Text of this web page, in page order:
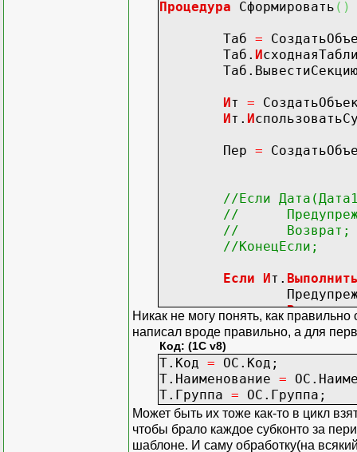
// КонецЕсли;
//Если (Т.Счет =
// Т.Суб1 =
// Т.Суб2 =
//ИначеЕсли
// Т.Суб1 =
// Т.Суб3 =
// Т.Суб2 =
// Т.Суб3 =
//ИначеЕсли
// Т.Суб1 =
// Т.Суб3 =
// Т.Суб1 =
// Т.Суб2 =
// Т.Суб3 =
//КонецЕсли;
//
//Т.АмГр =
//Т.Сост =
Процедура Сформировать ( )
Таб =
Таб. И
Ит =
Ит. И
Пер =
//Если
//
// Возврат;
//КонецЕсли;
Если Ит.
Возврат;
КонецЕсли ;
Т=
Т.НоваяКолонка(
Т.НоваяКолонка
Т.НоваяКолонка(
Т.НоваяКолонка(
Т.НоваяКолонка(
Никак не могу понять, как
написал вроде правильно, а для
Код: (1C v8)
Т.Код = ОС.Код;
Т.Наименование =
Т.Группа = ОС.Группа;
Может быть их тоже как-то в цикл
чтобы брало каждое субконто за
шаблоне. И саму обработку(на